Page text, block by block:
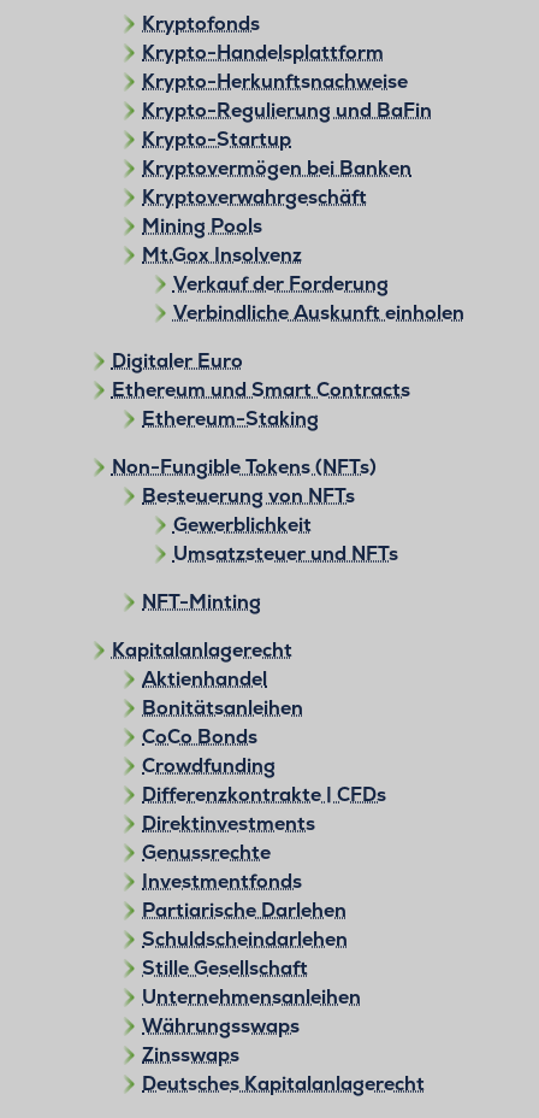
Kryptofonds
Krypto-Handelsplattform
Krypto-Herkunftsnachweise
Krypto-Regulierung und BaFin
Krypto-Startup
Kryptovermögen bei Banken
Kryptoverwahrgeschäft
Mining Pools
Mt.Gox Insolvenz
Verkauf der Forderung
Verbindliche Auskunft einholen
Digitaler Euro
Ethereum und Smart Contracts
Ethereum-Staking
Non-Fungible Tokens (NFTs)
Besteuerung von NFTs
Gewerblichkeit
Umsatzsteuer und NFTs
NFT-Minting
Kapitalanlagerecht
Aktienhandel
Bonitätsanleihen
CoCo Bonds
Crowdfunding
Differenzkontrakte | CFDs
Direktinvestments
Genussrechte
Investmentfonds
Partiarische Darlehen
Schuldscheindarlehen
Stille Gesellschaft
Unternehmensanleihen
Währungsswaps
Zinsswaps
Deutsches Kapitalanlagerecht